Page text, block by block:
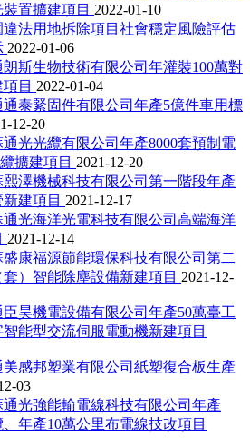
置擴建項目 2022-01-10
法用地拆除項目社會穩定風險評估
2022-01-06
朗斯生物技術有限公司年灌裝100萬對
目 2022-01-04
通泰緊固件有限公司年產5億件車用標
12-20
通光光纜有限公司年產8000套預制電
擴建項目 2021-12-20
熙澤機械科技有限公司第一階段年產
建項目 2021-12-17
通光海洋光電科技有限公司高端海洋
2021-12-14
盛康福源節能環保科技有限公司第二
套）智能除塵設備新建項目 2021-12-
臣昊機電設備有限公司年產50萬臺工
能型交流伺服電動機新建項目
美感邦塑業有限公司紙塑復合板生產
03
通光強能輸電線科技有限公司年產
年產10萬公里布電線技改項目